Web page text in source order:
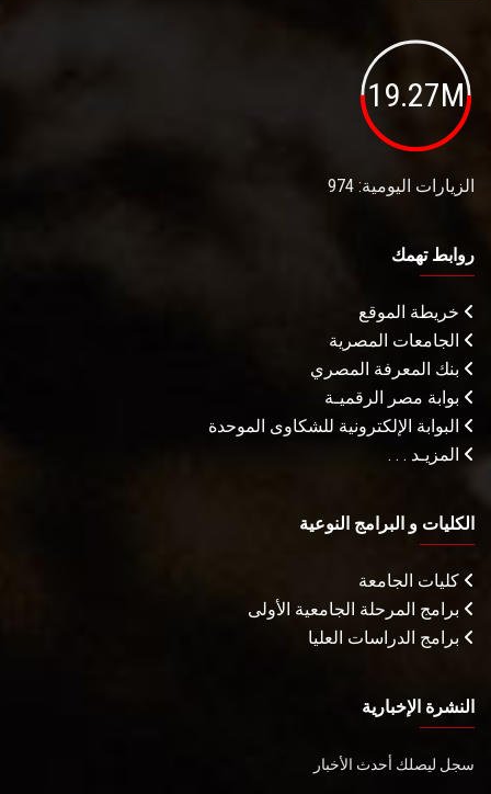
19.27M
الزيارات اليومية: 974
روابط تهمك
خريطة الموقع
الجامعات المصرية
بنك المعرفة المصري
بوابة مصر الرقميـة
البوابة الإلكترونية للشكاوى الموحدة
المزيـد . . .
الكليات و البرامج النوعية
كليات الجامعة
برامج المرحلة الجامعية الأولى
برامج الدراسات العليا
النشرة الإخبارية
سجل ليصلك أحدث الأخبار